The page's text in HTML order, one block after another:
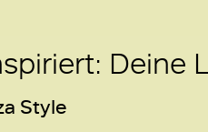
Deine
Style